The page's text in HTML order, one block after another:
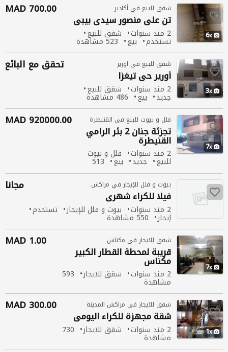
6
شقق للبيع في أكادير
تن علي منصور سيدي بيبي
2 مند سنوات شقق للبيع
تستخدم بيع 523 مشاهدة
700.00 MAD
3
شقق للبيع في اورير
أورير حي تيغزا
2 مند سنوات شقق للبيع
جديد بيع 486 مشاهدة
تحقق مع البائع
7
فلل و بيوت للبيع في القنيطرة
تجزئة جنان 2 بئر الرامي
القنيطرة
2 مند سنوات فلل و بيوت
للبيع جديد بيع 513
مشاهدة
920000.00 MAD
بيوت و فلل للإيجار في مراكش
فيلاللكراءشهري
2 مند سنوات بيوت و فلل للإيجار تستخدم
إيجار 550 مشاهدة
مجانا
7
شقق للايجار في مكناس
قريبة لمحطة القطار الكبير
مكناس
2 مند سنوات شقق للايجار 593
مشاهدة
1.00 MAD
1
شقق للايجار في مراكش المدينة
شقة مجهزةللكراءاليومي
2 مند سنوات شقق للايجار 730
مشاهدة
300.00 MAD